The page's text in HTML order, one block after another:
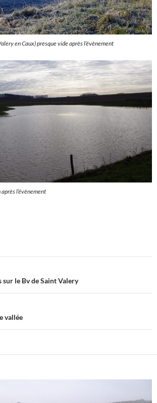
en Caux) presque vide après l’évènement
l’évènement
sur le Bv de Saint Valery
vallée